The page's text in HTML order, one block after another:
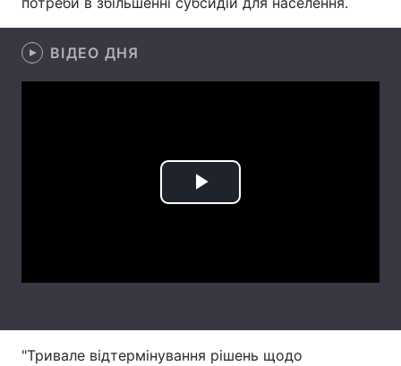
Відео з Youtube Статті
Інтерв'ю
Архів Вакансії
Тема оформлення
ВІДЕО ДНЯ
Play
"Тривале відтермінування рішень щодо